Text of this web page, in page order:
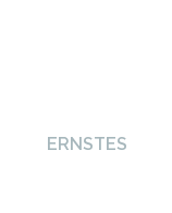
ERNSTES